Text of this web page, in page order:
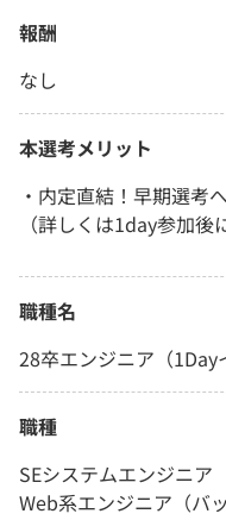
報酬
なし
本選考メリット
・内定直結！早期選考
（詳しくは1day参加後
職種名
28卒エンジニア（1Day
職種
SEシステムエンジニア
Web系エンジニア（バ